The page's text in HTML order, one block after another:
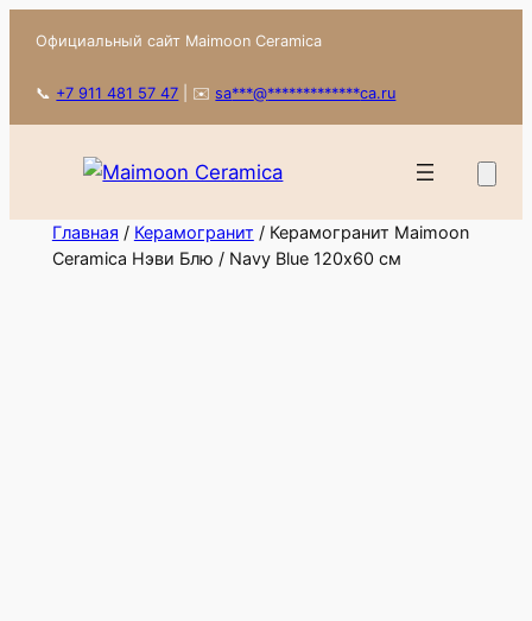
содержимому
Официальный сайт Maimoon Ceramica
📞 +7 911 481 57 47 ✉️sa***@*************ca.ru
Главная / Керамогранит / Керамогранит Maimoon
Ceramica Нэви Блю / Navy Blue 120х60 см